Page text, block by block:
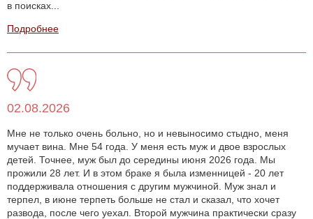
в поисках...
Подробнее
02.08.2026
Мне не только очень больно, но и невыносимо стыдно, меня
мучает вина. Мне 54 года. У меня есть муж и двое взрослых
детей. Точнее, муж был до середины июня 2026 года. Мы
прожили 28 лет. И в этом браке я была изменницей - 20 лет
поддерживала отношения с другим мужчиной. Муж знал и
терпел, в июне терпеть больше не стал и сказал, что хочет
развода, после чего уехал. Второй мужчина практически сразу